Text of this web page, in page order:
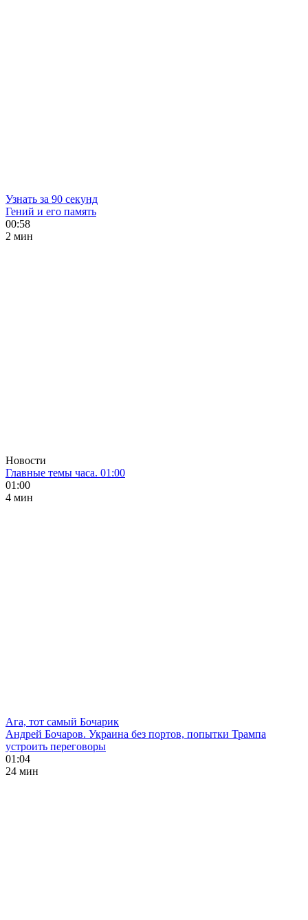
Узнать за 90 секунд
Гений и его память
00:58
2 мин
Новости
Главные темы часа. 01:00
01:00
4 мин
Ага, тот самый Бочарик
Андрей Бочаров. Украина без портов, попытки Трампа
устроить переговоры
01:04
24 мин